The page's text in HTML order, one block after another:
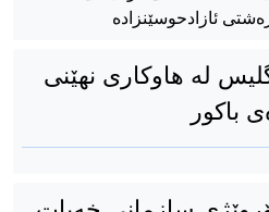
ئازادحوسێنزادە
لە هاوکاری نهێنی
باکور